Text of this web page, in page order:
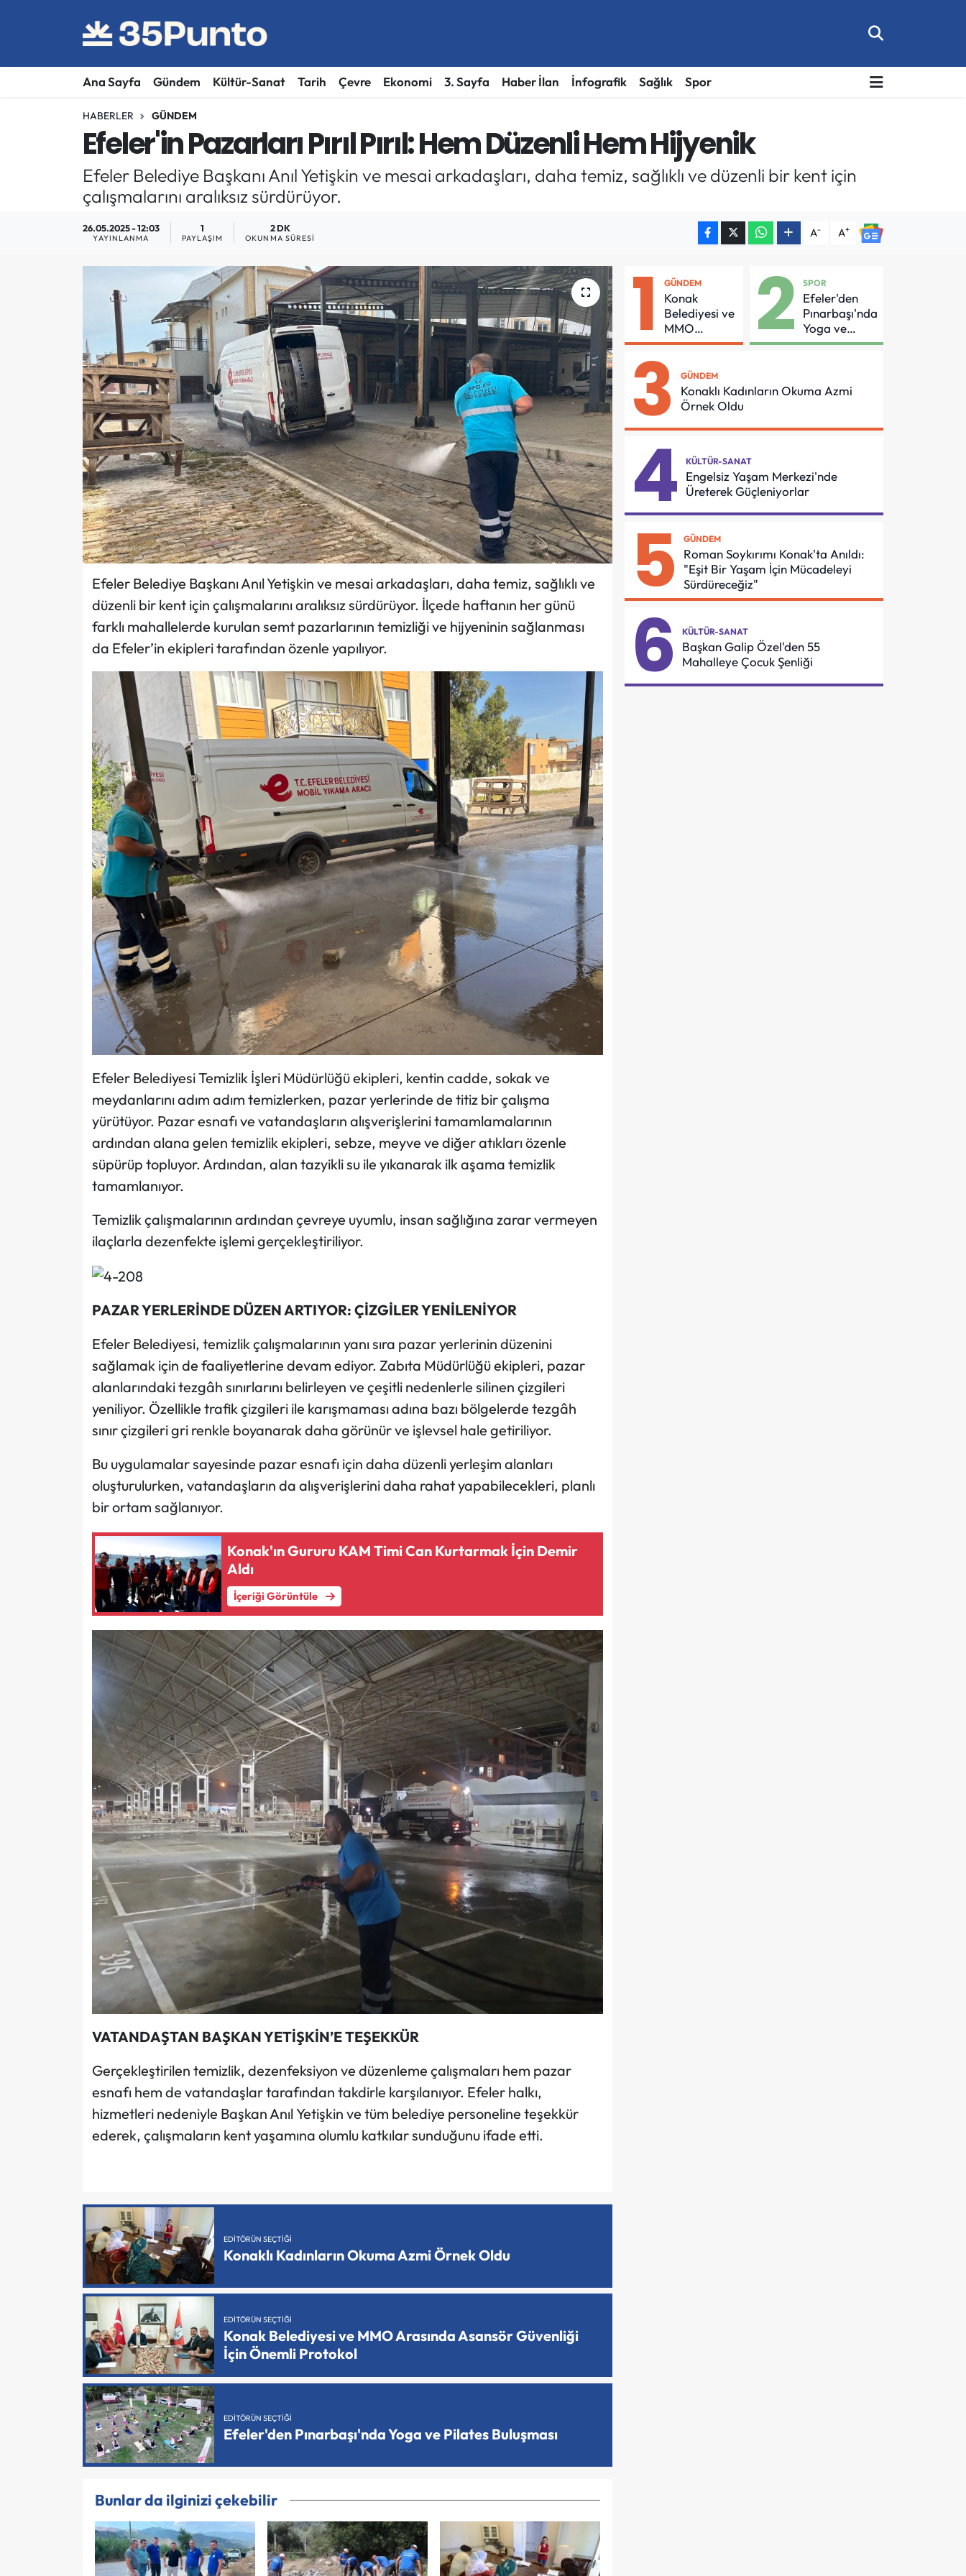
Ana Sayfa Gündem Kültür-Sanat Tarih Çevre Ekonomi 3. Sayfa Haber İlan İnfografik Sağlık Spor
HABERLER GÜNDEM
Efeler'in Pazarları Pırıl Pırıl: Hem Düzenli Hem Hijyenik
Efeler Belediye Başkanı Anıl Yetişkin ve mesai arkadaşları, daha temiz, sağlıklı ve düzenli bir kent için
çalışmalarını aralıksız sürdürüyor.
26.05.2025 - 12:03
YAYINLANMA
1
PAYLAŞIM
2 DK
OKUNMA SÜRESI A- A+
Efeler Belediye Başkanı Anıl Yetişkin ve mesai arkadaşları, daha temiz, sağlıklı ve
düzenli bir kent için çalışmalarını aralıksız sürdürüyor. İlçede haftanın her günü
farklı mahallelerde kurulan semt pazarlarının temizliği ve hijyeninin sağlanması
da Efeler’in ekipleri tarafından özenle yapılıyor.
Efeler Belediyesi Temizlik İşleri Müdürlüğü ekipleri, kentin cadde, sokak ve
meydanlarını adım adım temizlerken, pazar yerlerinde de titiz bir çalışma
yürütüyor. Pazar esnafı ve vatandaşların alışverişlerini tamamlamalarının
ardından alana gelen temizlik ekipleri, sebze, meyve ve diğer atıkları özenle
süpürüp topluyor. Ardından, alan tazyikli su ile yıkanarak ilk aşama temizlik
tamamlanıyor.
Temizlik çalışmalarının ardından çevreye uyumlu, insan sağlığına zarar vermeyen
ilaçlarla dezenfekte işlemi gerçekleştiriliyor.
PAZAR YERLERİNDE DÜZEN ARTIYOR: ÇİZGİLER YENİLENİYOR
Efeler Belediyesi, temizlik çalışmalarının yanı sıra pazar yerlerinin düzenini
sağlamak için de faaliyetlerine devam ediyor. Zabıta Müdürlüğü ekipleri, pazar
alanlarındaki tezgâh sınırlarını belirleyen ve çeşitli nedenlerle silinen çizgileri
yeniliyor. Özellikle trafik çizgileri ile karışmaması adına bazı bölgelerde tezgâh
sınır çizgileri gri renkle boyanarak daha görünür ve işlevsel hale getiriliyor.
Bu uygulamalar sayesinde pazar esnafı için daha düzenli yerleşim alanları
oluşturulurken, vatandaşların da alışverişlerini daha rahat yapabilecekleri, planlı
bir ortam sağlanıyor.
Konak'ın Gururu KAM Timi Can Kurtarmak İçin Demir
Aldı
İçeriği Görüntüle
VATANDAŞTAN BAŞKAN YETİŞKİN’E TEŞEKKÜR
Gerçekleştirilen temizlik, dezenfeksiyon ve düzenleme çalışmaları hem pazar
esnafı hem de vatandaşlar tarafından takdirle karşılanıyor. Efeler halkı,
hizmetleri nedeniyle Başkan Anıl Yetişkin ve tüm belediye personeline teşekkür
ederek, çalışmaların kent yaşamına olumlu katkılar sunduğunu ifade etti.
EDITÖRÜN SEÇTIĞI
Konaklı Kadınların Okuma Azmi Örnek Oldu
EDITÖRÜN SEÇTIĞI
Konak Belediyesi ve MMO Arasında Asansör Güvenliği
İçin Önemli Protokol
EDITÖRÜN SEÇTIĞI
Efeler'den Pınarbaşı'nda Yoga ve Pilates Buluşması
Bunlar da ilginizi çekebilir
1 GÜNDEM
Konak
Belediyesi ve
MMO
Arasında
Güvenliği İçin
Önemli
Protokol
2 SPOR
Efeler'den
Pınarbaşı'nda
Yoga ve
Pilates
3 GÜNDEM
Konaklı Kadınların Okuma Azmi
Örnek Oldu
4 KÜLTÜR-SANAT
Engelsiz Yaşam Merkezi'nde
Üreterek Güçleniyorlar
5 GÜNDEM
Roman Soykırımı Konak'ta Anıldı:
"Eşit Bir Yaşam İçin Mücadeleyi
Sürdüreceğiz"
6 KÜLTÜR-SANAT
Başkan Galip Özel'den 55
Mahalleye Çocuk Şenliği